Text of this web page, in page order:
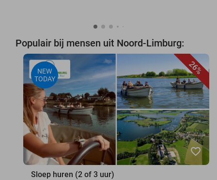
Populair bij mensen uit Noord-Limburg:
26%
NEW
TODAY
favorite_border
Sloep huren (2 of 3 uur)